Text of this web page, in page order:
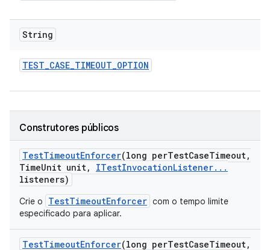
String
TEST_CASE_TIMEOUT_OPTION
Construtores públicos
TestTimeoutEnforcer(long perTestCaseTimeout,
TimeUnit unit, ITestInvocationListener. . .
listeners)
Crie o TestTimeoutEnforcer com o tempo limite
especificado para aplicar.
TestTimeoutEnforcer(long perTestCaseTimeout,